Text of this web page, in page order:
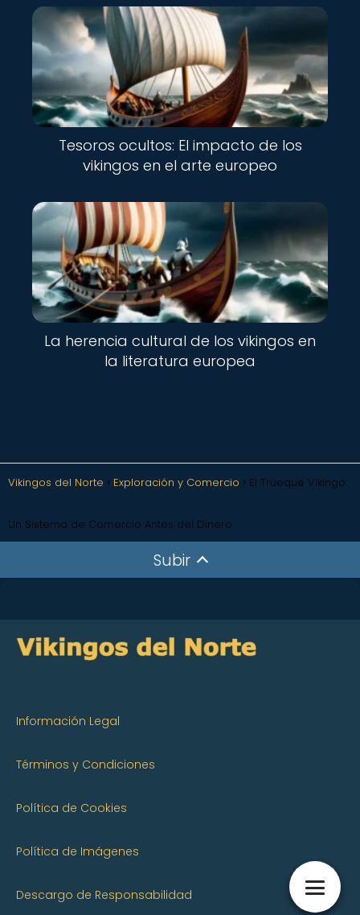
Tesoros ocultos: El impacto de los
vikingos en el arte europeo
La herencia cultural de los vikingos en
la literatura europea
Vikingos del Norte Exploración y Comercio El Trueque Vikingo:
Un Sistema de Comercio Antes del Dinero
Subir
Información Legal
Términos y Condiciones
Política de Cookies
Política de Imágenes
Descargo de Responsabilidad